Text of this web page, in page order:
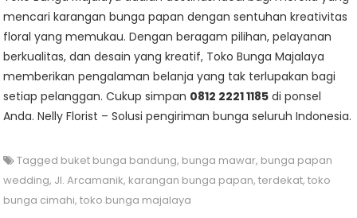
mencari karangan bunga papan dengan sentuhan kreativitas
floral yang memukau. Dengan beragam pilihan, pelayanan
berkualitas, dan desain yang kreatif, Toko Bunga Majalaya
memberikan pengalaman belanja yang tak terlupakan bagi
setiap pelanggan. Cukup simpan 0812 2221 1185 di ponsel
Anda. Nelly Florist – Solusi pengiriman bunga seluruh Indonesia.
Tagged buket bunga bandung, bunga mawar, bunga papan
wedding, Jl. Arcamanik, karangan bunga papan,terdekat,toko
bunga cimahi,toko bunga majalaya